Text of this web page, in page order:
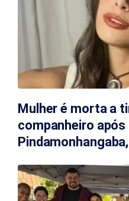
Mulher é morta a
companheiro após